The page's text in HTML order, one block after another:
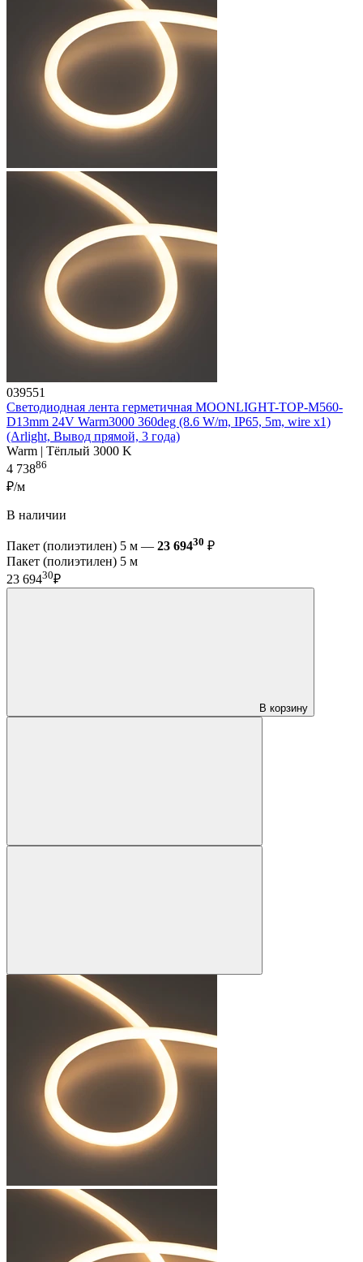
039551
Светодиодная лента герметичная MOONLIGHT-TOP-M560-
D13mm 24V Warm3000 360deg (8.6 W/m, IP65, 5m, wire x1)
(Arlight, Вывод прямой, 3 года)
Warm | Тёплый 3000 K
4 73886
₽/м
В наличии
Пакет (полиэтилен) 5 м — 23 69430 ₽
Пакет (полиэтилен) 5 м
23 69430₽
В корзину